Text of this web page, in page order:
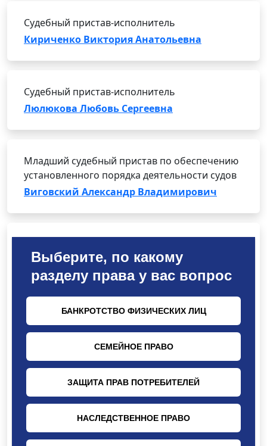
Судебный пристав-исполнитель
Кириченко Виктория Анатольевна
Судебный пристав-исполнитель
Люлюкова Любовь Сергеевна
Младший судебный пристав по обеспечению
установленного порядка деятельности судов
Виговский Александр Владимирович